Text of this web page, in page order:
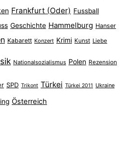
Frankfurt (Oder) Fussball
Geschichte Hammelburg Hanser
Kabarett Konzert Krimi Kunst Liebe
Nationalsozialismus Polen Rezension
SPD Trikont Türkei Türkei 2011 Ukraine
Österreich